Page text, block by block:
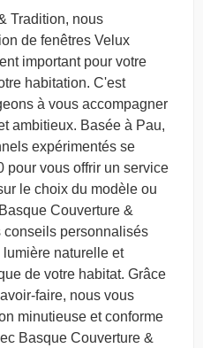
Tradition, nous
de fenêtres Velux
important pour votre
habitation. C'est
à vous accompagner
ambitieux. Basée à Pau,
expérimentés se
pour vous offrir un service
le choix du modèle ou
Couverture &
conseils personnalisés
naturelle et
de votre habitat. Grâce
faire, nous vous
minutieuse et conforme
Basque Couverture &